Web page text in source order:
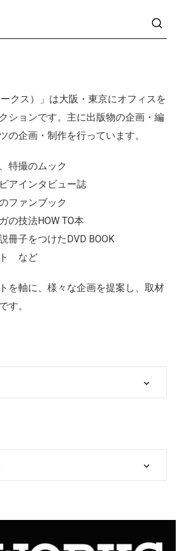
ークス）」は大阪・東京にオフィスを
ションです。主に出版物の企画・編
の企画・制作を行っています。
特撮のムック
アインタビュー誌
ファンブック
の技法HOW TO本
冊子をつけたDVD BOOK
ト など
を軸に、様々な企画を提案し、取材
す。